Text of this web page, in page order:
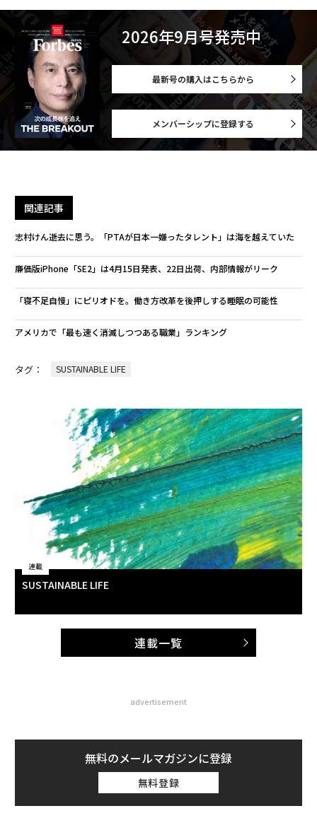
2026年9月号発売中
最新号の購入はこちらから
メンバーシップに登録する
関連記事
志村けん逝去に思う。「PTAが日本一嫌ったタレント」は海を越えていた
廉価版iPhone「SE2」は4月15日発表、22日出荷、内部情報がリーク
「寝不足自慢」にピリオドを。働き方改革を後押しする睡眠の可能性
アメリカで「最も速く消滅しつつある職業」ランキング
タグ： SUSTAINABLE LIFE
連載
SUSTAINABLE LIFE
連載一覧
advertisement
無料のメールマガジンに登録
無料登録